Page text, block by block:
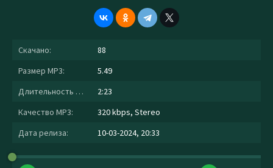
Скачано:
88
Размер MP3:
5.49
Длительность MP3:
2:23
Качество MP3:
320 kbps, Stereo
Дата релиза:
10-03-2024, 20:33